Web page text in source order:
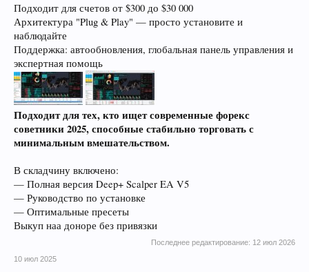
Подходит для счетов от $300 до $30 000
Архитектура "Plug & Play" — просто установите и
наблюдайте
Поддержка: автообновления, глобальная панель управления и
экспертная помощь
Подходит для тех, кто ищет современные форекс
советники 2025, способные стабильно торговать с
минимальным вмешательством.
В складчину включено:
— Полная версия Deep+ Scalper EA V5
— Руководство по установке
— Оптимальные пресеты
Выкуп наа доноре без привязки
Последнее редактирование: 12 июл 2026
10 июл 2025